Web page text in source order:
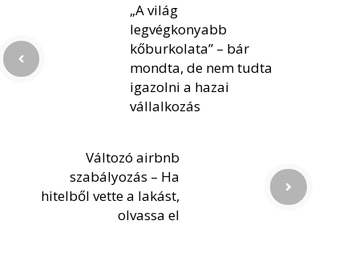
„A világ
legvégkonyabb
kőburkolata” – bár
mondta, de nem tudta
igazolni a hazai
vállalkozás
Változó airbnb
szabályozás – Ha
hitelből vette a lakást,
olvassa el